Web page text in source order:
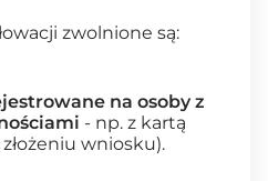
zwolnione są:
na osoby z
- np. z kartą
wniosku).